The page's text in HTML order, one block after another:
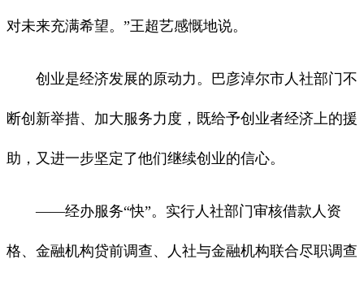
对未来充满希望。”王超艺感慨地说。
创业是经济发展的原动力。巴彦淖尔市人社部门不
断创新举措、加大服务力度，既给予创业者经济上的援
助，又进一步坚定了他们继续创业的信心。
——经办服务“快”。实行人社部门审核借款人资
格、金融机构贷前调查、人社与金融机构联合尽职调查